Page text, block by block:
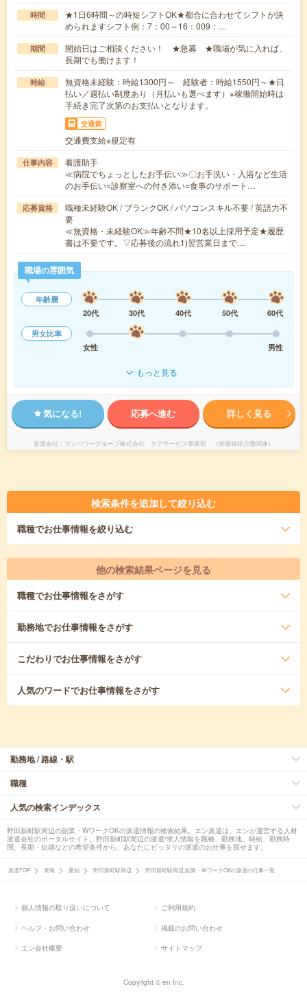
時間
★1日6時間～の時短シフトOK★都合に合わせてシフトが決
められますシフト例：7：00～16：009：…
期間
開始日はご相談ください！ ★急募 ★職場が気に入れば、
長期でも働けます！
時給
無資格未経験：時給1300円～ 経験者：時給1550円～★日
払い／週払い制度あり（月払いも選べます）※稼働開始時は
手続き完了次第のお支払いとなります。
交通費
交通費支給※規定有
仕事内容
看護助手
≪病院でちょっとしたお手伝い≫〇お手洗い・入浴など生活
のお手伝い○診察室への付き添い○食事のサポート…
応募資格
職種未経験OK / ブランクOK / パソコンスキル不要 / 英語力不
要
≪無資格・未経験OK≫年齢不問★10名以上採用予定★履歴
書は不要です。▽応募後の流れ1)翌営業日まで…
職場の雰囲気
年齢層
20代
30代 40代 50代
60代
男女比率
女性
男性
もっと見る
気になる! 応募へ進む 詳しく見る
派遣会社 マンパワーグループ株式会社 ケアサービス事業部 （医療福祉介護関連）
検索条件を追加して絞り込む
職種でお仕事情報を絞り込む
他の検索結果ページを見る
職種でお仕事情報をさがす
勤務地でお仕事情報をさがす
こだわりでお仕事情報をさがす
人気のワードでお仕事情報をさがす
勤務地 / 路線・駅
職種
人気の検索インデックス
野田新町駅周辺の副業・WワークOKの派遣情報の検索結果。エン派遣は、エンが運営する人材
派遣会社のポータルサイト。野田新町駅周辺の派遣/求人情報を職種、勤務地、時給、勤務時
間、長期・短期などの希望条件から、あなたにピッタリの派遣のお仕事を探せます。
派遣TOP 東海 愛知 野田新町駅周辺 野田新町駅周辺 副業・WワークOKの派遣の仕事一覧
個人情報の取り扱いについて ご利用規約
ヘルプ・お問い合わせ 掲載のお問い合わせ
エン会社概要 サイトマップ
Copyright © en Inc.